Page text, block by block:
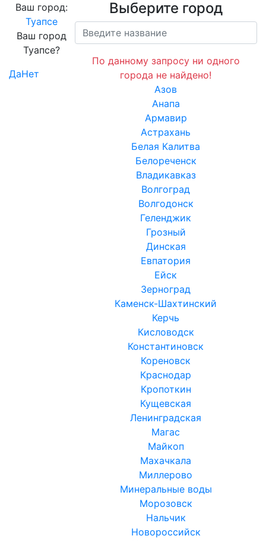
Ваш город:
Туапсе
Ваш город
Туапсе?
ДаНет
Выберите город
По данному запросу ни одного
города не найдено!
Азов
Анапа
Армавир
Астрахань
Белая Калитва
Белореченск
Владикавказ
Волгоград
Волгодонск
Геленджик
Грозный
Динская
Евпатория
Ейск
Зерноград
Каменск-Шахтинский
Керчь
Кисловодск
Константиновск
Кореновск
Краснодар
Кропоткин
Кущевская
Ленинградская
Магас
Майкоп
Махачкала
Миллерово
Минеральные воды
Морозовск
Нальчик
Новороссийск